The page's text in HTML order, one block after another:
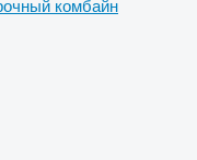
комбайн